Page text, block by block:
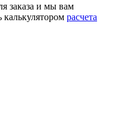
заказа и мы вам
калькулятором расчета